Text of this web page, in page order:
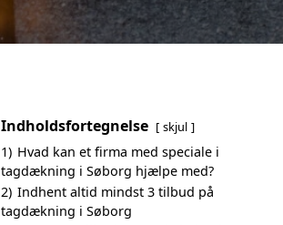
Indholdsfortegnelse skjul
1) Hvad kan et firma med speciale i
tagdækning i Søborg hjælpe med?
2) Indhent altid mindst 3 tilbud på
tagdækning i Søborg